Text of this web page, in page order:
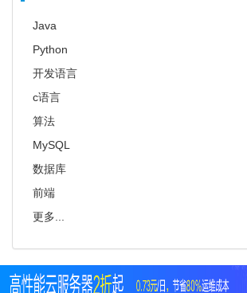
Java
Python
开发语言
c语言
算法
MySQL
数据库
前端
更多...